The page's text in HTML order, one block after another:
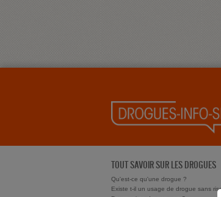
TOUT SAVOIR SUR LES DROGUES
Qu'est-ce qu'une drogue ?
Existe t-il un usage de drogue sans